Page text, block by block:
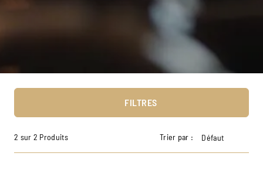
FILTRES
2 sur 2 Produits Trier par : Défaut